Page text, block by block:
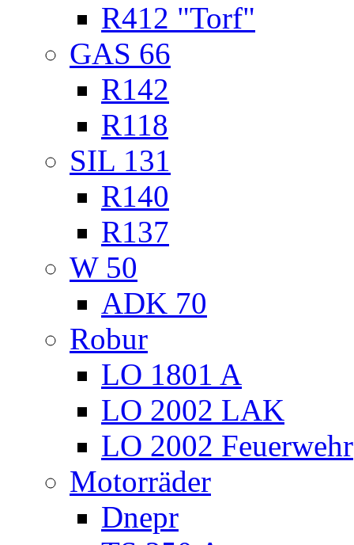
R412 "Torf"
GAS 66
R142
R118
SIL 131
R140
R137
W 50
ADK 70
Robur
LO 1801 A
LO 2002 LAK
LO 2002 Feuerwehr
Motorräder
Dnepr